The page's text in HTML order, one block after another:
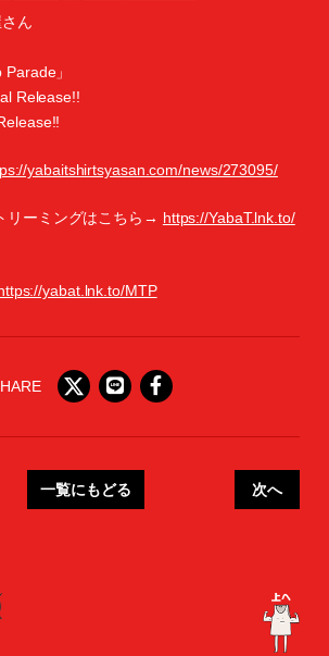
ん
Parade」
Release!!
yabaitshirtsyasan.com/news/273095/
リーミングはこちら→ https://YabaT.lnk.to/
yabat.lnk.to/MTP
一覧にもどる 次へ